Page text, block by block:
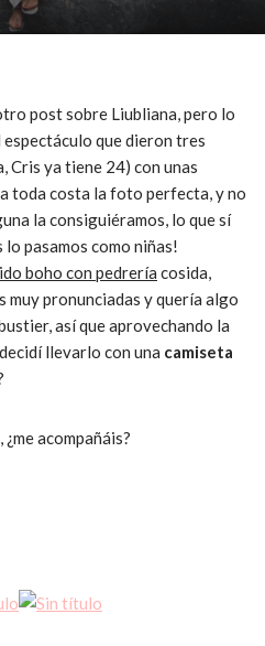
post sobre Liubliana, pero lo
que dieron tres
Cris ya tiene 24) con unas
toda costa la foto perfecta, y no
la consiguiéramos, lo que sí
pasamos como niñas!
boho con pedrería cosida,
pronunciadas y quería algo
así que aprovechando la
decidí llevarlo con una camiseta
acompañáis?